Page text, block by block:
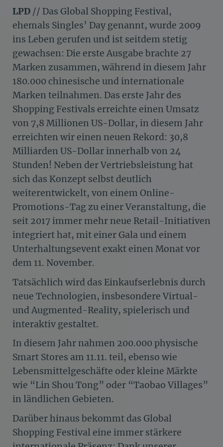
LPD // Das Global Shopping Festival,
ehemals Singles’ Day genannt, wurde 2009
ins Leben gerufen und ist seitdem stetig
gewachsen: Die erste Ausgabe brachte 27
Marken zusammen, während in diesem Jahr
180.000 chinesische und internationale
Marken teilnahmen. Das erste Jahr des
Shopping Festivals erreichte einen Umsatz
von 7,8 Millionen US-Dollar, in diesem Jahr
erreichten wir einen neuen Rekord: 30,8
Milliarden US-Dollar innerhalb von 24
Stunden! Neben der Vertriebsleistung hat
sich das Konzept selbst deutlich
weiterentwickelt, von einem Online-
Promotions-Tag zu einer Veranstaltung, die
seit 2017 immer mehr neue Retail-Initiativen
integriert hat, mit einer Gala und einem
Unterhaltungsevent exakt einen Monat vor
dem 11. November.
Tatsächlich wird das Einkaufserlebnis durch
neue Technologien, insbesondere Virtual-
und Augmented-Reality, spielerisch und
interaktiv gestaltet.
In diesem Jahr nahmen 200.000 physische
Smart Stores am 11.11. teil, ebenso wie
Lebensmittelgeschäfte oder kleine Märkte
wie “Lin Shou Tong” oder “Taobao Villages”
in ländlichen Gebieten.
Darüber hinaus bekommt das Global
Shopping Festival eine immer stärkere